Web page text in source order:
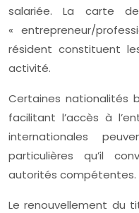
salariée. La carte
« entrepreneur/
résident constituent
activité.
Certaines nationalités
facilitant l’accès à
internationales
particulières qu’il
autorités compétentes.
Le renouvellement du